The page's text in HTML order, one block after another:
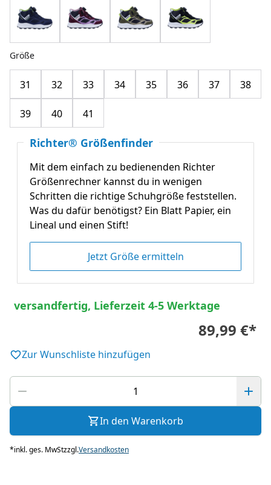
Größe
31 32 33 34 35 36 37 38
39 40 41
Richter® Größenfinder
Mit dem einfach zu bedienenden Richter
Größenrechner kannst du in wenigen
Schritten die richtige Schuhgröße feststellen.
Was du dafür benötigst? Ein Blatt Papier, ein
Lineal und einen Stift!
Jetzt Größe ermitteln
versandfertig, Lieferzeit 4-5 Werktage
89,99 €*
Zur Wunschliste hinzufügen
In den Warenkorb
*inkl. ges. MwStzzgl.Versandkosten